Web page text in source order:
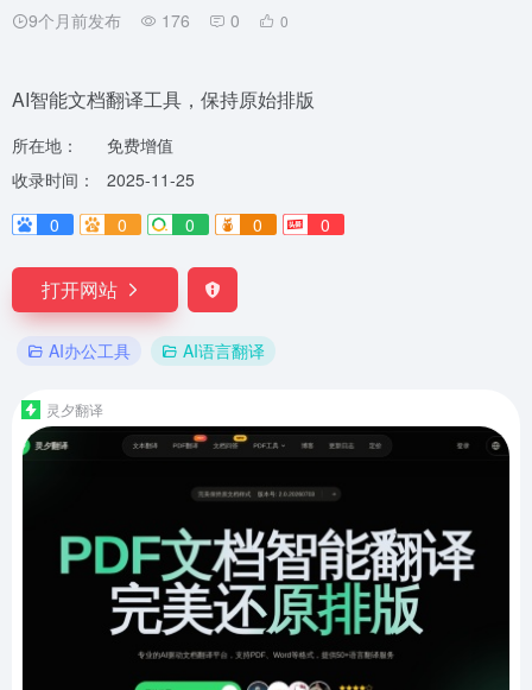
9个月前发布 176 0 0
AI智能文档翻译工具，保持原始排版
所在地：
免费增值
收录时间：
2025-11-25
0
0 0 0 0
打开网站
AI办公工具 AI语言翻译
灵夕翻译